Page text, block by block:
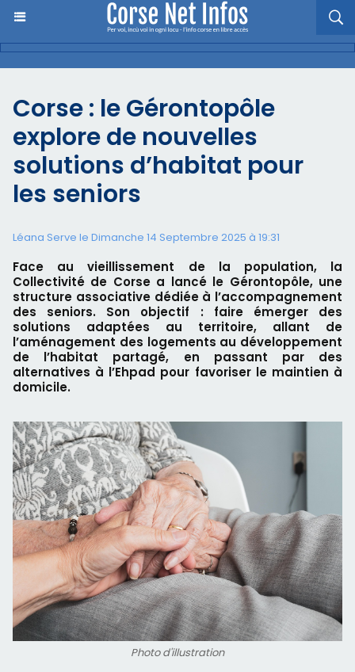
Corse : le Gérontopôle
explore de nouvelles
solutions d’habitat pour
les seniors
Léana Serve le Dimanche 14 Septembre 2025 à 19:31
Face au vieillissement de la population, la
Collectivité de Corse a lancé le Gérontopôle, une
structure associative dédiée à l’accompagnement
des seniors. Son objectif : faire émerger des
solutions adaptées au territoire, allant de
l’aménagement des logements au développement
de l’habitat partagé, en passant par des
alternatives à l’Ehpad pour favoriser le maintien à
domicile.
Photo d'illustration